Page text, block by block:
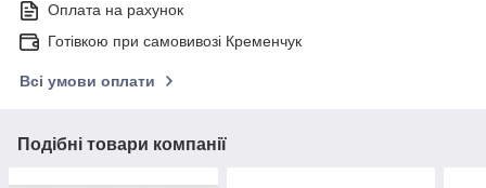
Оплата на рахунок
Готівкою при самовивозі Кременчук
Всі умови оплати
Подібні товари компанії